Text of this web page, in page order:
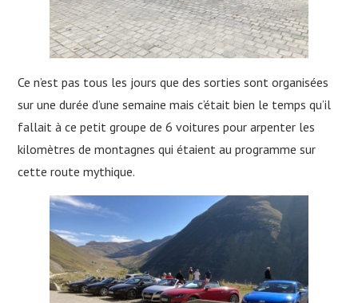
Ce n’est pas tous les jours que des sorties sont organisées
sur une durée d’une semaine mais c’était bien le temps qu’il
fallait à ce petit groupe de 6 voitures pour arpenter les
kilomètres de montagnes qui étaient au programme sur
cette route mythique.